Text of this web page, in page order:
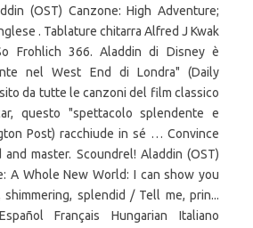
(OST) Canzone: High Adventure;
. Tablature chitarra Alfred J Kwak
Frohlich 366. Aladdin di Disney è
nel West End di Londra" (Daily
da tutte le canzoni del film classico
questo "spettacolo splendente e
Post) racchiude in sé … Convince
master. Scoundrel! Aladdin (OST)
A Whole New World: I can show you
splendid / Tell me, prin...
Français Hungarian Italiano